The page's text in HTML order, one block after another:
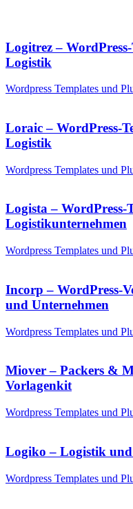
Logitrez –
Logistik
Wordpress Templates und
Loraic – WordPress-
Logistik
Wordpress Templates und
Logista – WordPress-
Logistikunternehmen
Wordpress Templates und
Incorp – WordPress-
und Unternehmen
Wordpress Templates und
Miover – Packers &
Vorlagenkit
Wordpress Templates und
Logiko – Logistik
Wordpress Templates und